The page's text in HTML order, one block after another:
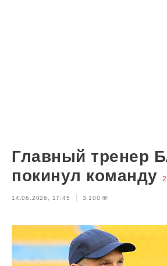
Главный тренер
покинул команду
2
14.06.2026, 17:45 3,100